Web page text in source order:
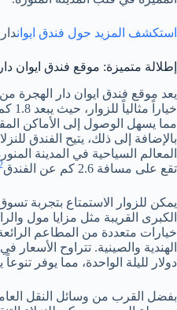
استكشف المزيد حول فندق ايوان
إطلالة متميزة: موقع فندق ايوان
يعد موقع فندق ايوان دار الهجرة
مما يسهل الوصول إلى الأماكن
بالإضافة إلى ذلك، يتيح الفندق
المعالم السياحية في المدينة
تقع على مسافة 2.6 كم عن الفندق
يمكن للزوار الاستمتاع بتجربة
الكبرى القريبة مثل مزايا مول
خيارات متعددة من المطاعم
دولار لليلة الواحدة، مما يوفر
بفضل القرب من وسائل النقل